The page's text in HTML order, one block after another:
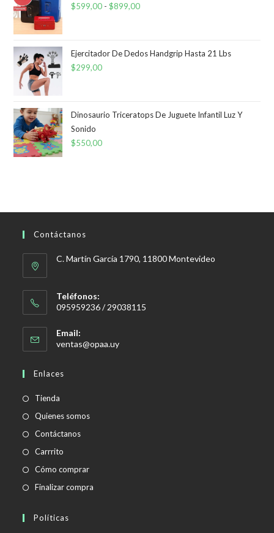
$599,00 - $899,00Rango
desde
Ejercitador De Dedos Handgrip Hasta 21 Lbs
$299,00
Dinosaurio Triceratops De Juguete Infantil Luz Y
Sonido
$550,00
Contáctanos
C. Martín García 1790, 11800 Montevideo
Teléfonos:
095959236 / 29038115
Email:
ventas@opaa.uySe
Enlaces
Tienda
Quienes somos
Contáctanos
Carrrito
Cómo comprar
Finalizar compra
Políticas